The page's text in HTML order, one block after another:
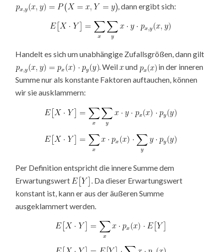
, dann ergibt sich:
Handelt es sich um unabhängige Zufallsgrößen, dann gilt
. Weil
und
in der inneren
Summe nur als konstante Faktoren auftauchen, können
wir sie ausklammern:
Per Definition entspricht die innere Summe dem
Erwartungswert
. Da dieser Erwartungswert
konstant ist, kann er aus der äußeren Summe
ausgeklammert werden.